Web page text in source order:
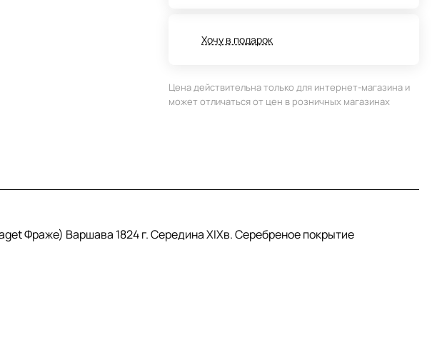
Хочу в подарок
Цена действительна только для интернет-магазина и
может отличаться от цен в розничных магазинах
Фраже) Варшава 1824 г. Середина XIXв. Серебреное покрытие